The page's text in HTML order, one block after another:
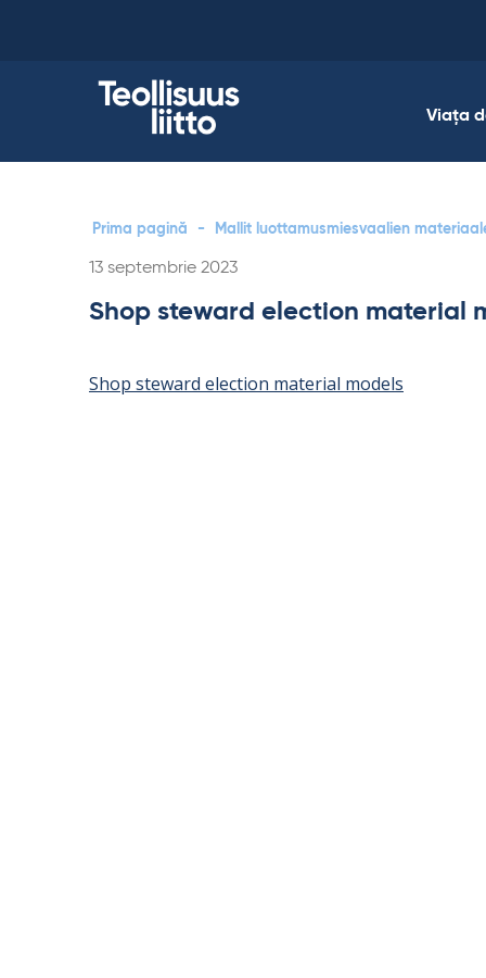
Viața
Prima pagină - Mallit luottamusmiesvaalien
Kirjoitettu
13 septembrie 2023
Shop steward election material
Shop steward election material models